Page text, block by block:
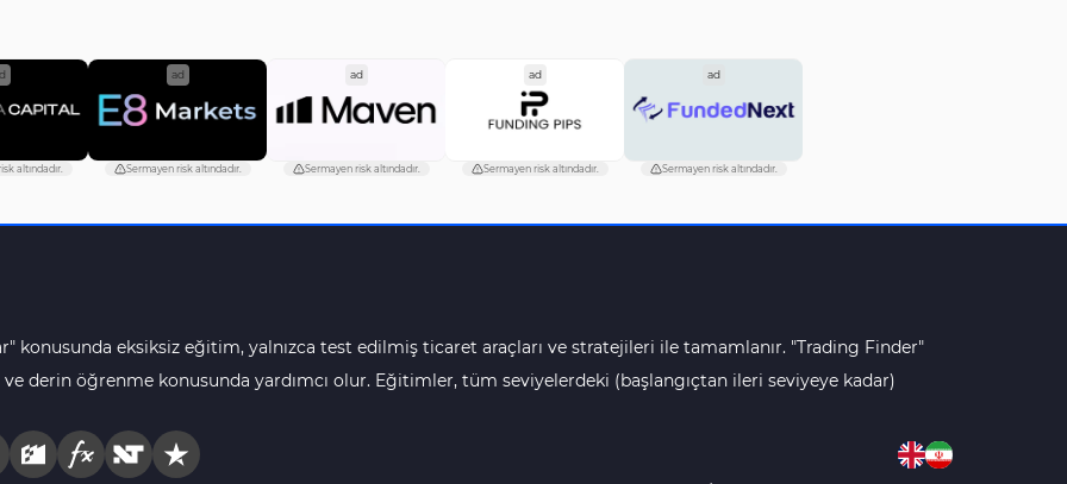
altındadır.
ad
Sermayen risk altındadır.
ad
Sermayen risk altındadır.
ad
Sermayen risk altındadır.
ad
Sermayen risk altındadır.
konusunda eksiksiz eğitim, yalnızca test edilmiş ticaret araçları ve stratejileri ile tamamlanır. "Trading Finder"
derin öğrenme konusunda yardımcı olur. Eğitimler, tüm seviyelerdeki (başlangıçtan ileri seviyeye kadar)